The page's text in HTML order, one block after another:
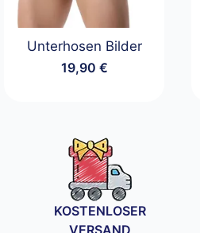
Unterhosen Bilder
19,90 €
KOSTENLOSER